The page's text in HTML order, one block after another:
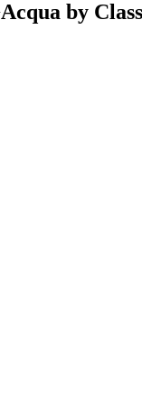
Acqua by